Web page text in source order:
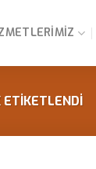
ETIKETLENDI